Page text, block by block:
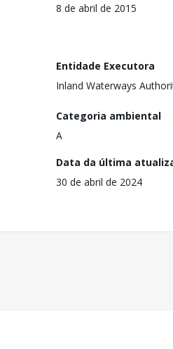
8 de abril de 2015
Entidade Executora
Inland Waterways
Categoria ambiental
A
Data da última
30 de abril de 2024